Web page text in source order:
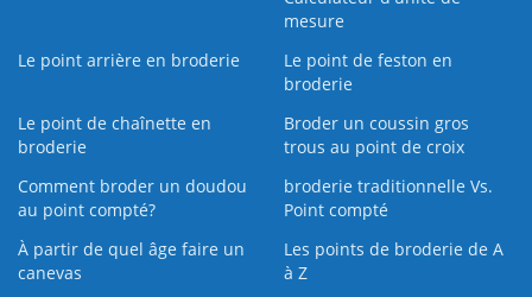
mesure
Le point arrière en broderie
Le point de feston en
broderie
Le point de chaînette en
broderie
Broder un coussin gros
trous au point de croix
Comment broder un doudou
au point compté?
broderie traditionnelle Vs.
Point compté
À partir de quel âge faire un
canevas
Les points de broderie de A
à Z